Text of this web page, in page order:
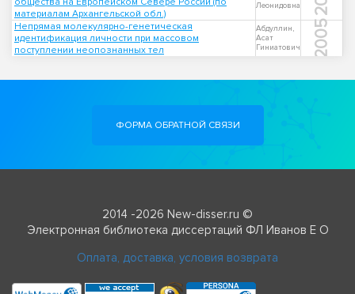
материалам Архангельской обл.)
Леонидовна
Непрямая молекулярно-генетическая
идентификация личности при массовом
поступлении неопознанных тел
Абдуллин,
Асат
Гиниатович
2005
ФОРМА ОБРАТНОЙ СВЯЗИ
2014 -2026 New-disser.ru ©
Электронная библиотека диссертаций ФЛ Иванов Е О
Оплата, доставка, условия возврата